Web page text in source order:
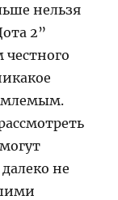
нельзя
2”
честного
не